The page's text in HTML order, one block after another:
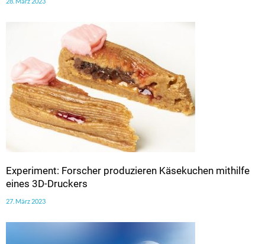
Experiment: Forscher produzieren Käsekuchen mithilfe
eines 3D-Druckers
27. März 2023